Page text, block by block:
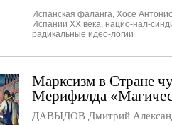
Испанская фаланга, Хосе
Испании ХХ века, нацио-нал-
радикальные идео-логии
Марксизм в Стране
Мерифилда
ДАВЫДОВ Дмитрий